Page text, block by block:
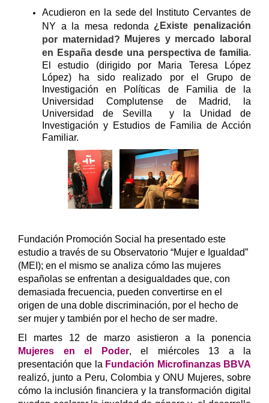
Acudieron en la sede del Instituto Cervantes de
NY a la mesa redonda ¿Existe penalización
por maternidad? Mujeres y mercado laboral
en España desde una perspectiva de familia.
El estudio (dirigido por Maria Teresa López
López) ha sido realizado por el Grupo de
Investigación en Políticas de Familia de la
Universidad Complutense de Madrid, la
Universidad de Sevilla y la Unidad de
Investigación y Estudios de Familia de Acción
Familiar.
Fundación Promoción Social ha presentado este
estudio a través de su Observatorio “Mujer e Igualdad”
(MEI); en el mismo se analiza cómo las mujeres
españolas se enfrentan a desigualdades que, con
demasiada frecuencia, pueden convertirse en el
origen de una doble discriminación, por el hecho de
ser mujer y también por el hecho de ser madre.
El martes 12 de marzo asistieron a la ponencia
Mujeres en el Poder, el miércoles 13 a la
presentación que la Fundación Microfinanzas BBVA
realizó, junto a Peru, Colombia y ONU Mujeres, sobre
cómo la inclusión financiera y la transformación digital